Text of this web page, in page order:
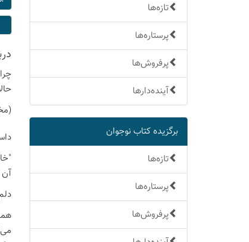
تازه‌ها
پرستاره‌ها
پرفروش‌ها
آینده‌دارها
برگزیده كتاب نوجوان
تازه‌ها
پرستاره‌ها
پرفروش‌ها
آن